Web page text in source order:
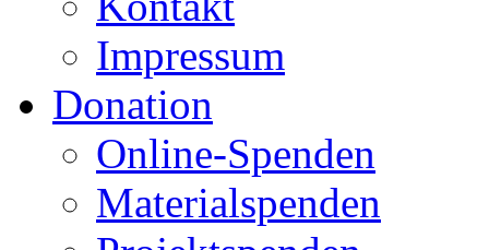
Impressum
Donation
Online-Spenden
Materialspenden